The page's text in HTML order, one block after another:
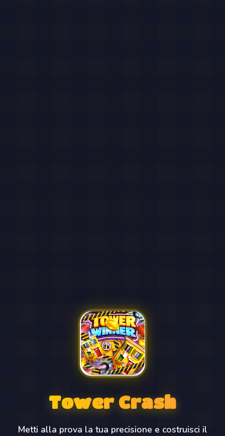
Tower Crash
Metti alla prova la tua precisione e costruisci il